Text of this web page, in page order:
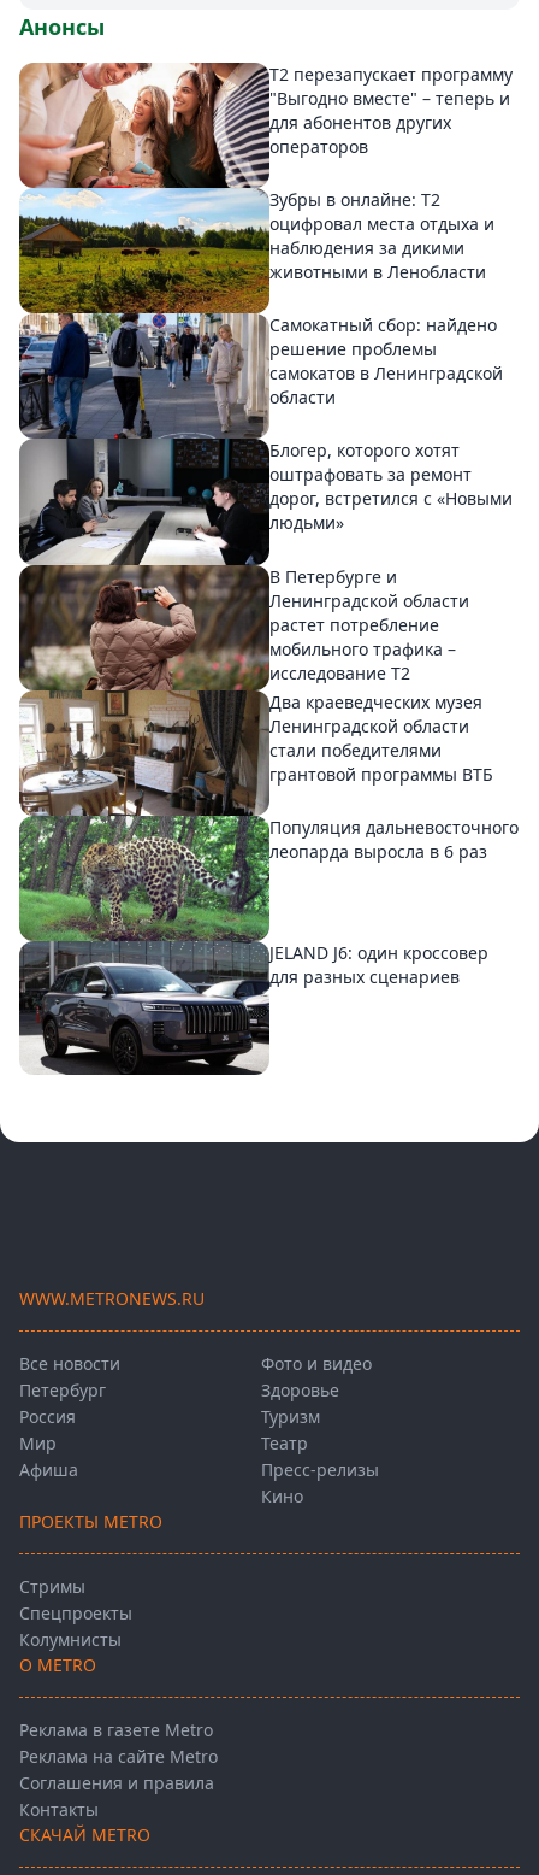
Анонсы
Т2 перезапускает программу
"Выгодно вместе" – теперь и
для абонентов других
операторов
Зубры в онлайне: Т2
оцифровал места отдыха и
наблюдения за дикими
животными в Ленобласти
Самокатный сбор: найдено
решение проблемы
самокатов в Ленинградской
области
Блогер, которого хотят
оштрафовать за ремонт
дорог, встретился с «Новыми
людьми»
В Петербурге и
Ленинградской области
растет потребление
мобильного трафика –
исследование T2
Два краеведческих музея
Ленинградской области
стали победителями
грантовой программы ВТБ
Популяция дальневосточного
леопарда выросла в 6 раз
JELAND J6: один кроссовер
для разных сценариев
WWW.METRONEWS.RU
Все новости
Петербург
Россия
Мир
Афиша
Фото и видео
Здоровье
Туризм
Театр
Пресс-релизы
Кино
ПРОЕКТЫ METRO
Стримы
Спецпроекты
Колумнисты
О METRO
Реклама в газете Metro
Реклама на сайте Metro
Соглашения и правила
Контакты
СКАЧАЙ METRO